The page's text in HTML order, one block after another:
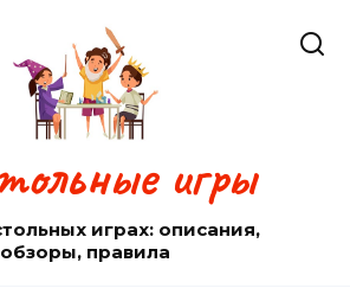
игры
играх: описания,
обзоры, правила